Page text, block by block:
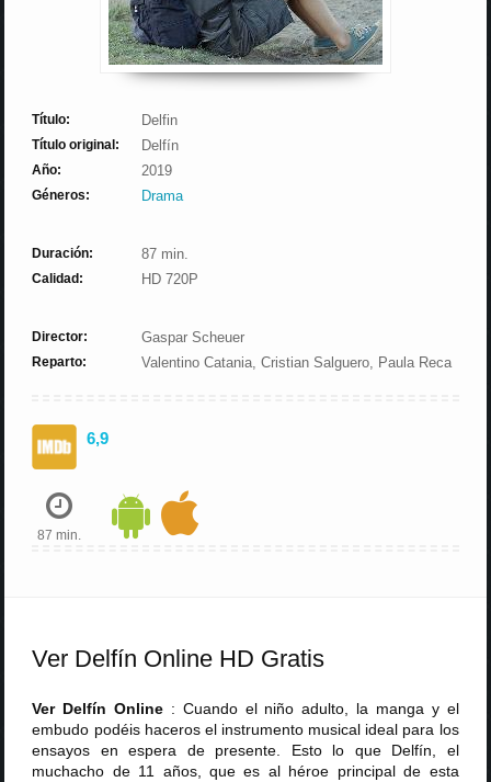
Título: Delfin
Título original: Delfín
Año: 2019
Géneros: Drama
Duración: 87 min.
Calidad: HD 720P
Director: Gaspar Scheuer
Reparto: Valentino Catania, Cristian Salguero, Paula Reca
6,9
87 min.
Ver Delfín Online HD Gratis
Ver Delfín Online : Cuando el niño adulto, la manga y el
embudo podéis haceros el instrumento musical ideal para los
ensayos en espera de presente. Esto lo que Delfín, el
muchacho de 11 años, que es al héroe principal de esta